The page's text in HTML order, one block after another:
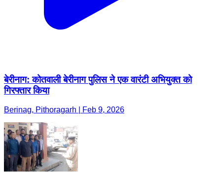
बेरीनाग: कोतवाली बेरीनाग पुलिस ने एक वारंटी अभियुक्त को
गिरफ्तार किया
Berinag, Pithoragarh | Feb 9, 2026